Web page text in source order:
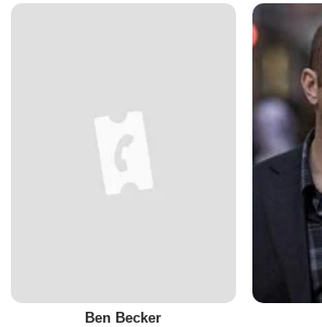
Ben Becker